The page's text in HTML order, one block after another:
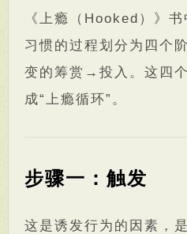
《上瘾（Hooked）》
习惯的过程划分为四个
变的筹赏→投入。这四
成“上瘾循环”。
步骤一：触发
这是诱发行为的因素，